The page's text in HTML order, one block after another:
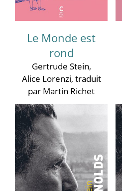
Le Monde est
rond
Gertrude Stein,
Alice Lorenzi, traduit
par Martin Richet